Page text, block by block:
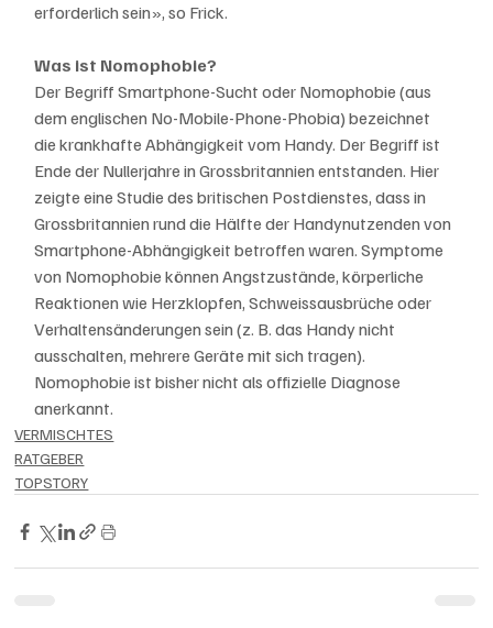
erforderlich sein», so Frick.
Was ist Nomophobie?
Der Begriff Smartphone-Sucht oder Nomophobie (aus
dem englischen No-Mobile-Phone-Phobia) bezeichnet
die krankhafte Abhängigkeit vom Handy. Der Begriff ist
Ende der Nullerjahre in Grossbritannien entstanden. Hier
zeigte eine Studie des britischen Postdienstes, dass in
Grossbritannien rund die Hälfte der Handynutzenden von
Smartphone-Abhängigkeit betroffen waren. Symptome
von Nomophobie können Angstzustände, körperliche
Reaktionen wie Herzklopfen, Schweissausbrüche oder
Verhaltensänderungen sein (z. B. das Handy nicht
ausschalten, mehrere Geräte mit sich tragen).
Nomophobie ist bisher nicht als offizielle Diagnose
anerkannt.
VERMISCHTES
RATGEBER
TOPSTORY